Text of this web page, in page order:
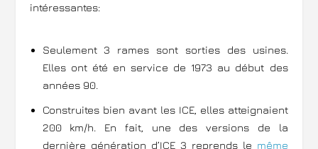
intéressantes:
Seulement 3 rames sont sorties des usines.
Elles ont été en service de 1973 au début des
années 90.
Construites bien avant les ICE, elles atteignaient
200 km/h. En fait, une des versions de la
dernière génération d’ICE 3 reprends le même